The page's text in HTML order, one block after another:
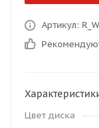
Артикул:
Цвет диска
Подробнее
об оплате